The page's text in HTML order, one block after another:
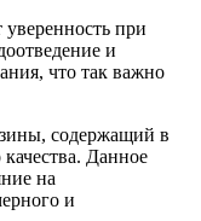
при
и
что так важно
содержащий в
Данное
на
и